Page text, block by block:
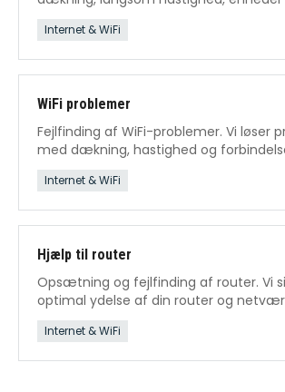
kan forbinde.
Internet & WiFi
WiFi problemer
Fejlfinding af WiFi-problemer. Vi løser
med dækning, hastighed og
Internet & WiFi
Hjælp til router
Opsætning og fejlfinding af router. Vi
optimal ydelse af din router og
Internet & WiFi